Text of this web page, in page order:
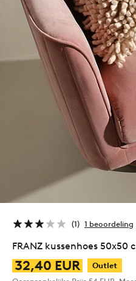
1 1 beoordeling
FRANZ kussenhoes 50x50
32,40 EUR
Outlet